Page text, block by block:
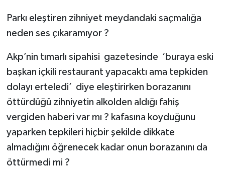
Parkı eleştiren zihniyet meydandaki saçmalığa
neden ses çıkaramıyor ?
Akp’nin tımarlı sipahisi gazetesinde ‘buraya eski
başkan içkili restaurant yapacaktı ama tepkiden
dolayı erteledi’ diye eleştirirken borazanını
öttürdüğü zihniyetin alkolden aldığı fahiş
vergiden haberi var mı ? kafasına koyduğunu
yaparken tepkileri hiçbir şekilde dikkate
almadığını öğrenecek kadar onun borazanını da
öttürmedi mi ?